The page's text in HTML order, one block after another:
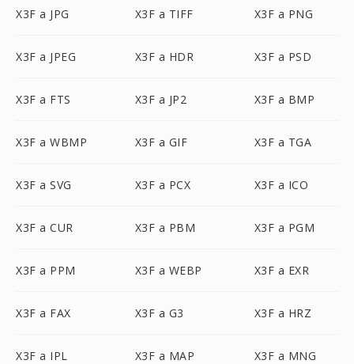
X3F a JPG X3F a TIFF X3F a PNG
X3F a JPEG X3F a HDR X3F a PSD
X3F a FTS X3F a JP2 X3F a BMP
X3F a WBMP X3F a GIF X3F a TGA
X3F a SVG X3F a PCX X3F a ICO
X3F a CUR X3F a PBM X3F a PGM
X3F a PPM X3F a WEBP X3F a EXR
X3F a FAX X3F a G3 X3F a HRZ
X3F a IPL X3F a MAP X3F a MNG